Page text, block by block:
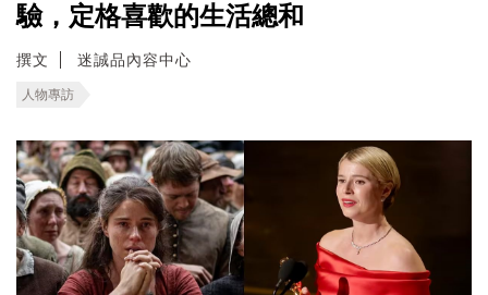
驗，定格喜歡的生活總和
撰文 迷誠品內容中心
人物專訪